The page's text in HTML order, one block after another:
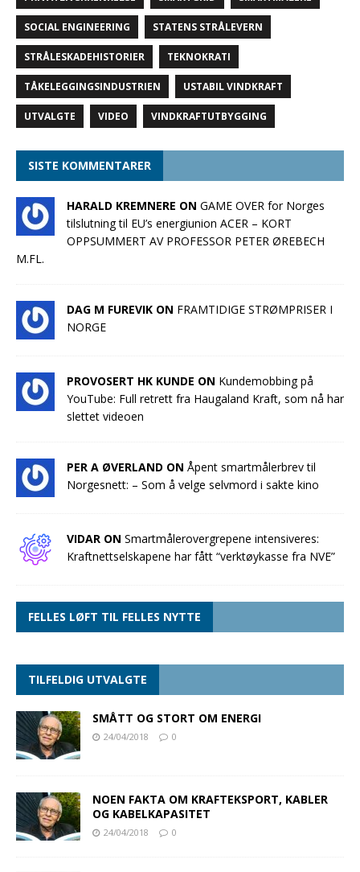
SOCIAL ENGINEERING STATENS STRÅLEVERN
STRÅLESKADEHISTORIER TEKNOKRATI
TÅKELEGGINGSINDUSTRIEN USTABIL VINDKRAFT
UTVALGTE VIDEO VINDKRAFTUTBYGGING
SISTE KOMMENTARER
HARALD KREMNERE ON GAME OVER for Norges
tilslutning til EU’s energiunion ACER – KORT
OPPSUMMERT AV PROFESSOR PETER ØREBECH
M.FL.
DAG M FUREVIK ON FRAMTIDIGE STRØMPRISER I
NORGE
PROVOSERT HK KUNDE ON Kundemobbing på
YouTube: Full retrett fra Haugaland Kraft, som nå har
slettet videoen
PER A ØVERLAND ON Åpent smartmålerbrev til
Norgesnett: – Som å velge selvmord i sakte kino
VIDAR ON Smartmålerovergrepene intensiveres:
Kraftnettselskapene har fått “verktøykasse fra NVE”
FELLES LØFT TIL FELLES NYTTE
TILFELDIG UTVALGTE
SMÅTT OG STORT OM ENERGI
24/04/2018 0
NOEN FAKTA OM KRAFTEKSPORT, KABLER
OG KABELKAPASITET
24/04/2018 0